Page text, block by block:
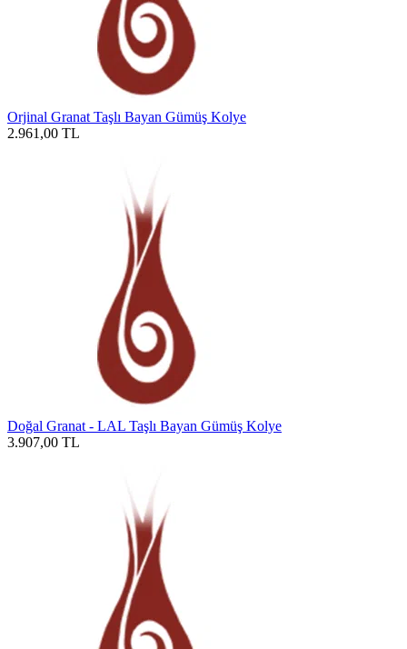
Orjinal Granat Taşlı Bayan Gümüş Kolye
2.961,00 TL
Doğal Granat - LAL Taşlı Bayan Gümüş Kolye
3.907,00 TL